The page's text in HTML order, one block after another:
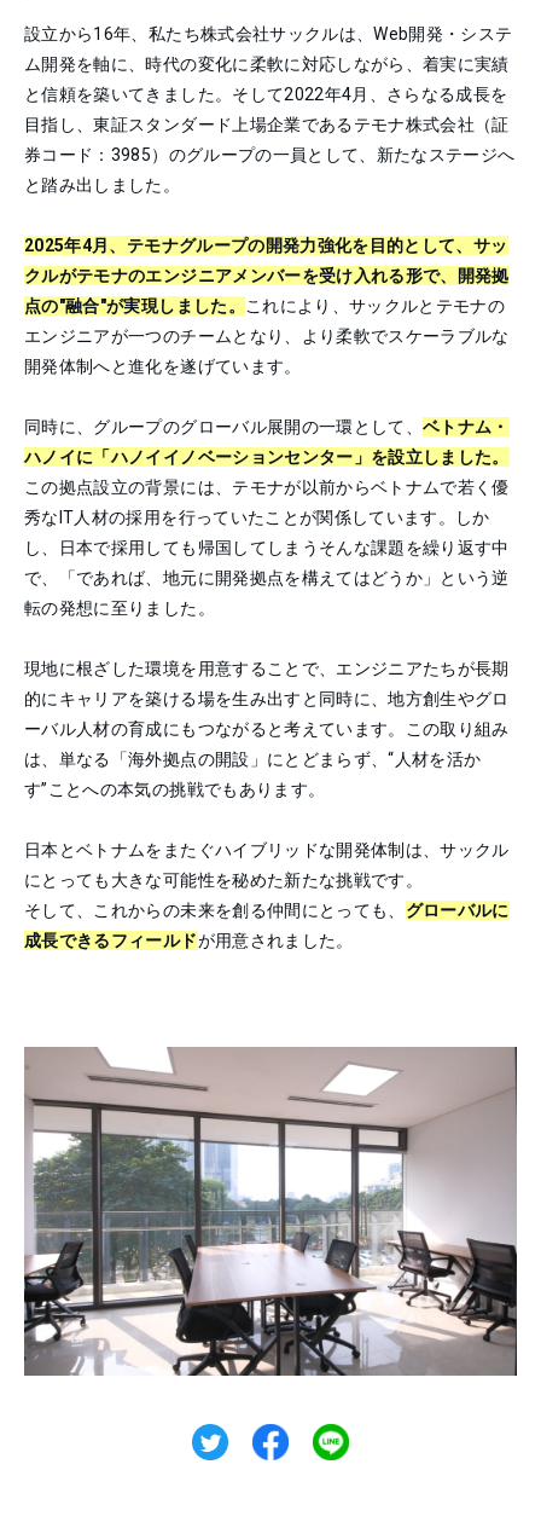
設立から16年、私たち株式会社サックルは、Web開発・システ
ム開発を軸に、時代の変化に柔軟に対応しながら、着実に実績
と信頼を築いてきました。そして2022年4月、さらなる成長を
目指し、東証スタンダード上場企業であるテモナ株式会社（証
券コード：3985）のグループの一員として、新たなステージへ
と踏み出しました。
2025年4月、テモナグループの開発力強化を目的として、サッ
クルがテモナのエンジニアメンバーを受け入れる形で、開発拠
点の"融合"が実現しました。
これにより、サックルとテモナの
エンジニアが一つのチームとなり、より柔軟でスケーラブルな
開発体制へと進化を遂げています。
同時に、グループのグローバル展開の一環として、ベトナム・
ハノイに「ハノイイノベーションセンター」を設立しました。
この拠点設立の背景には、テモナが以前からベトナムで若く優
秀なIT人材の採用を行っていたことが関係しています。しか
し、日本で採用しても帰国してしまうそんな課題を繰り返す中
で、「であれば、地元に開発拠点を構えてはどうか」という逆
転の発想に至りました。
現地に根ざした環境を用意することで、エンジニアたちが長期
的にキャリアを築ける場を生み出すと同時に、地方創生やグロ
ーバル人材の育成にもつながると考えています。この取り組み
は、単なる「海外拠点の開設」にとどまらず、“人材を活か
す”ことへの本気の挑戦でもあります。
日本とベトナムをまたぐハイブリッドな開発体制は、サックル
にとっても大きな可能性を秘めた新たな挑戦です。
そして、これからの未来を創る仲間にとっても、 グローバルに
成長できるフィールドが用意されました。